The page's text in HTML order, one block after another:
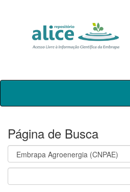
Skip
Página de Busca